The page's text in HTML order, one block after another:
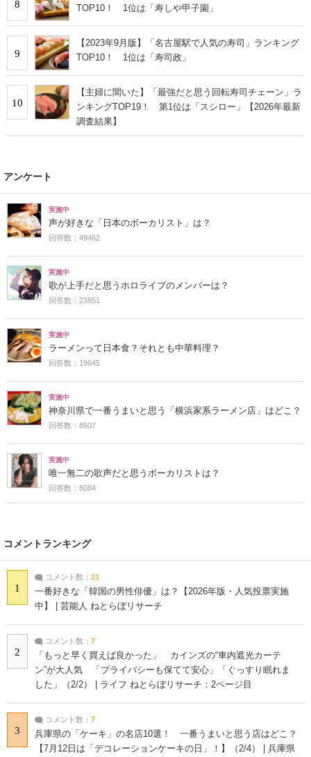
8 TOP10！ 1位は「寿しや甲子園」
9
【2023年9月版】「名古屋駅で人気の寿司」ランキング
TOP10！ 1位は「寿司政」
10
【主婦に聞いた】「最強だと思う回転寿司チェーン」ラ
ンキングTOP19！ 第1位は「スシロー」【2026年最新
調査結果】
アンケート
実施中
声が好きな「日本のボーカリスト」は？
回答数：49462
実施中
歌が上手だと思うホロライブのメンバーは？
回答数：23851
実施中
ラーメンって日本食？それとも中華料理？
回答数：19645
実施中
神奈川県で一番うまいと思う「横浜家系ラーメン店」はどこ？
回答数：8507
実施中
唯一無二の歌声だと思うボーカリストは？
回答数：8084
コメントランキング
1
コメント数： 21
一番好きな「韓国の男性俳優」は？【2026年版・人気投票実施
中】 | 芸能人 ねとらぼリサーチ
2
コメント数： 7
「もっと早く買えば良かった」 カインズの“車内遮光カーテ
ン”が大人気 「プライバシーも保てて安心」「ぐっすり眠れま
した」（2/2） | ライフ ねとらぼリサーチ：2ページ目
3
コメント数： 7
兵庫県の「ケーキ」の名店10選！ 一番うまいと思う店はどこ？
【7月12日は「デコレーションケーキの日」！】（2/4） | 兵庫県